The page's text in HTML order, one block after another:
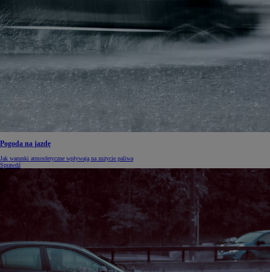
Pogoda na jazdę
Jak warunki atmosferyczne wpływają na zużycie paliwa
Sprawdź